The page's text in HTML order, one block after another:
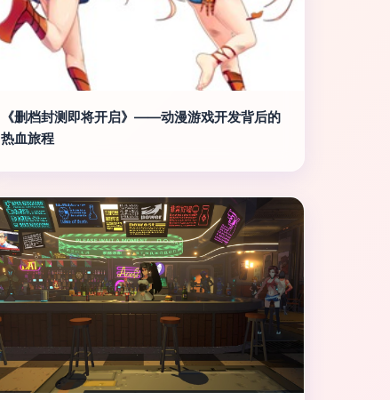
《删档封测即将开启》——动漫游戏开发背后的
热血旅程